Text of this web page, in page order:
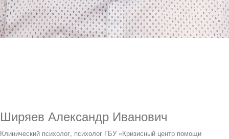
Ширяев Александр Иванович
Клинический психолог, психолог ГБУ «Кризисный центр помощи